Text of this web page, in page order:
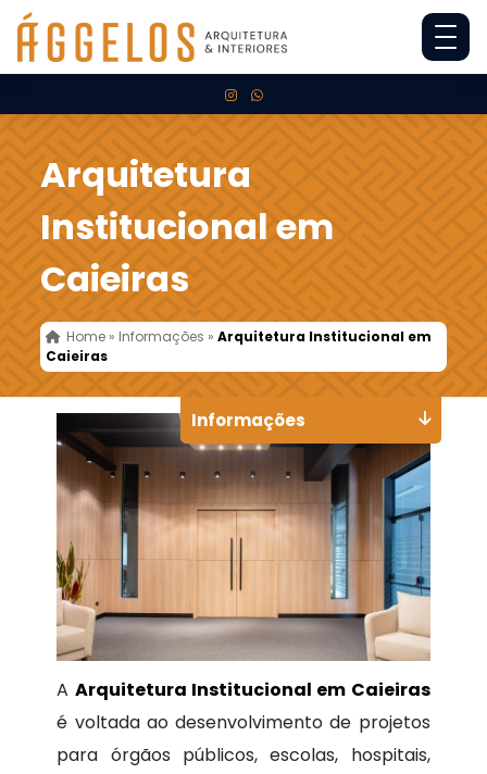
Arquitetura
Institucional em
Caieiras
Home » Informações »Arquitetura Institucional em
Caieiras
A Arquitetura Institucional em Caieiras
é voltada ao desenvolvimento de projetos
para órgãos públicos, escolas, hospitais,
Informações